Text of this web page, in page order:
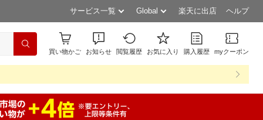
サービス一覧 Global 楽天に出店 ヘルプ
買い物かご お知らせ 閲覧履歴 お気に入り 購入履歴 myクーポン